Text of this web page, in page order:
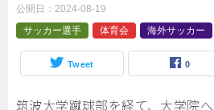
公開日： 2024-08-19
サッカー選手
体育会 海外サッカー
Tweet 0
筑波大学蹴球部を経て、大学院